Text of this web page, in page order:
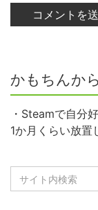
かもちんか
・Steamで自分
1か月くらい放置